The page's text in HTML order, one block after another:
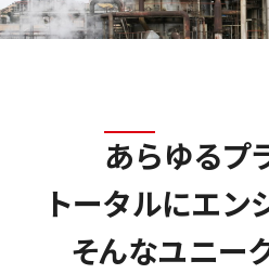
あらゆるプ
トータルにエン
そんなユニー